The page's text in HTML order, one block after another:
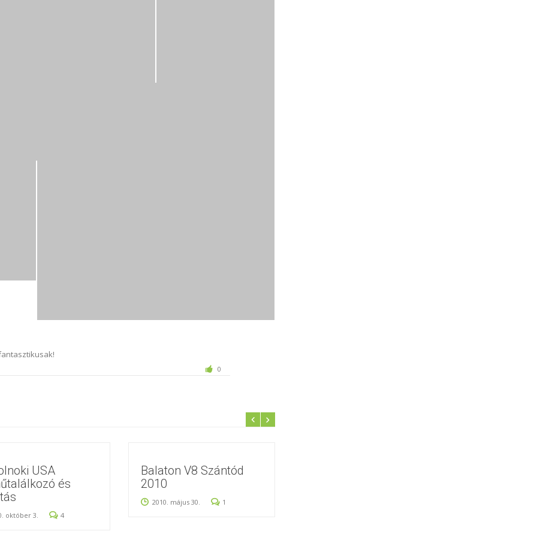
0
USA
és
október 3. 4
Balaton V8 Szántód
2010
2010. május 30. 1